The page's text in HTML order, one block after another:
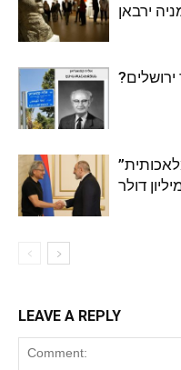
ירבאן
LEAVE A REPLY